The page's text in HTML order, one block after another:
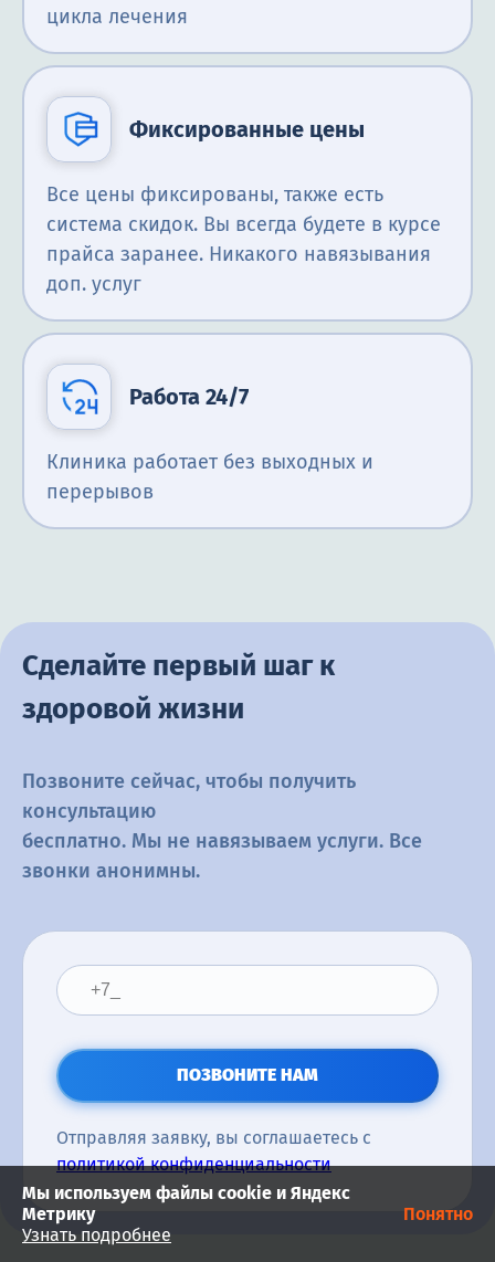
цикла лечения
Фиксированные цены
Все цены фиксированы, также есть
система скидок. Вы всегда будете в курсе
прайса заранее. Никакого навязывания
доп. услуг
Работа 24/7
Клиника работает без выходных и
перерывов
Сделайте первый шаг к
здоровой жизни
Позвоните сейчас, чтобы получить
консультацию
бесплатно. Мы не навязываем услуги. Все
звонки анонимны.
ПОЗВОНИТЕ НАМ
Отправляя заявку, вы соглашаетесь с
политикой конфиденциальности
Мы используем файлы cookie и Яндекс
Метрику
Узнать подробнее
Понятно